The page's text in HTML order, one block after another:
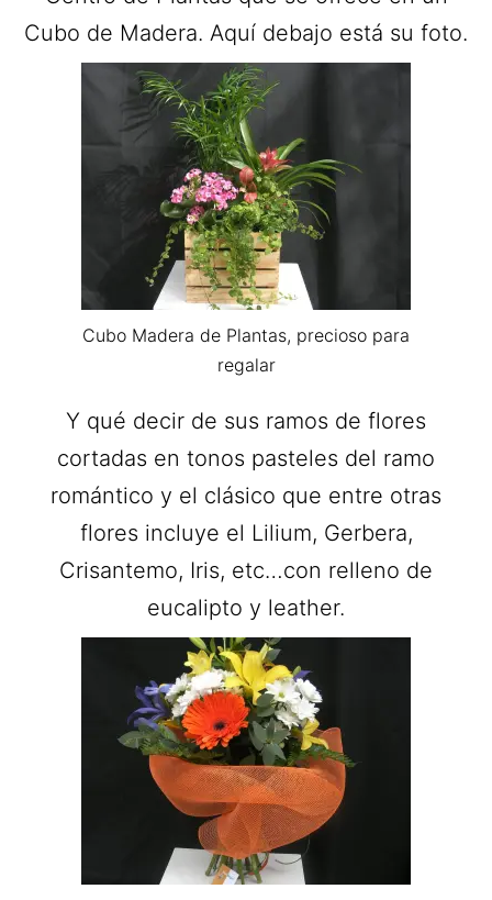
Cubo de Madera. Aquí debajo está su foto.
Cubo Madera de Plantas, precioso para
regalar
Y qué decir de sus ramos de flores
cortadas en tonos pasteles del ramo
romántico y el clásico que entre otras
flores incluye el Lilium, Gerbera,
Crisantemo, Iris, etc…con relleno de
eucalipto y leather.